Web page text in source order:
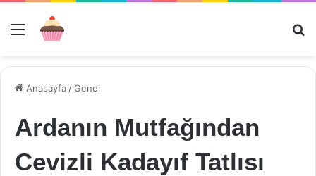
Menü
Anasayfa /Genel
Ardanın Mutfağından
Cevizli Kadayıf Tatlısı